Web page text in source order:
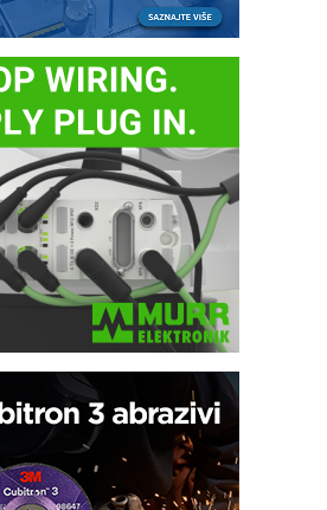
bez složenih
kao dugoročna korist